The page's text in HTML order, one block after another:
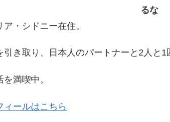
るな
・シドニー在住。
引き取り、日本人のパートナーと2人と1
満喫中。
ィールはこちら